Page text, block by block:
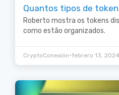
Quantos tipos de
Roberto mostra os tokens
como estão organizados.
CryptoConexión•febrero 13, 2024